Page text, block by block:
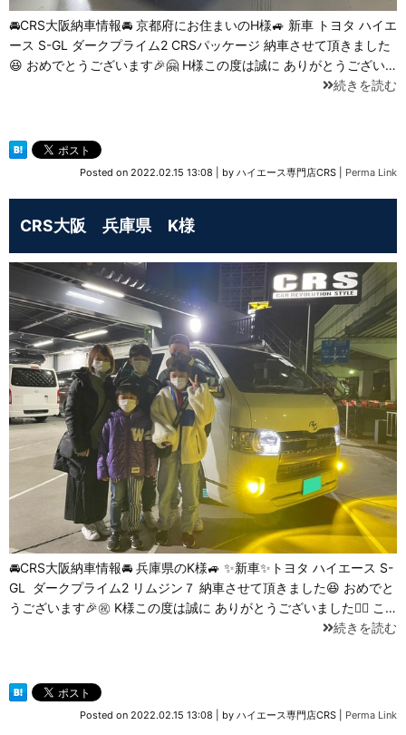
🚘CRS大阪納車情報🚘 京都府にお住まいのH様🚙 新車 トヨタ ハイエ
ース⁡ ⁡S-GL ダークプライム2⁡ ⁡CRSパッケージ 納車させて頂きました
😆 おめでとうございます🎉🤗 H様この度は誠に ありがとうござい…
続きを読む
Posted on 2022.02.15 13:08 by ハイエース専門店CRS Perma Link
CRS大阪 兵庫県 K様
🚘CRS大阪納車情報🚘 兵庫県のK様🚙 ✨新車✨トヨタ ハイエース S-
GL ⁡ ダークプライム2 リムジン７ 納車させて頂きました😆 おめでと
うございます🎉㊗ K様この度は誠に ありがとうございました🙇‍♂️ こ…
続きを読む
Posted on 2022.02.15 13:08 by ハイエース専門店CRS Perma Link